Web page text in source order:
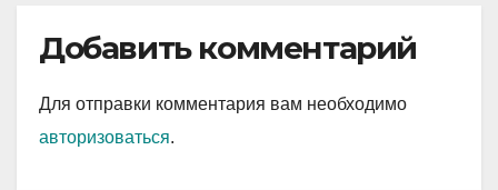
Добавить комментарий
Для отправки комментария вам необходимо
авторизоваться.